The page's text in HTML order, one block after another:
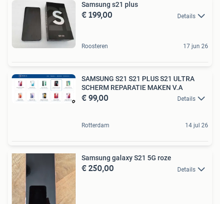
Samsung s21 plus
€ 199,00 Details
Roosteren 17 jun 26
SAMSUNG S21 S21 PLUS S21 ULTRA
SCHERM REPARATIE MAKEN V.A
€ 99,00 Details
Rotterdam 14 jul 26
Samsung galaxy S21 5G roze
€ 250,00 Details